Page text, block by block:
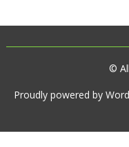
©
Proudly powered by